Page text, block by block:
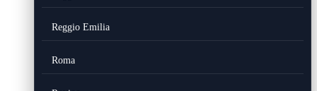
Reggio Emilia
Roma